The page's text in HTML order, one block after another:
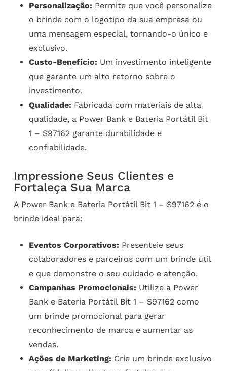
Personalização: Permite que você personalize
o brinde com o logotipo da sua empresa ou
uma mensagem especial, tornando-o único e
exclusivo.
Custo-Benefício: Um investimento inteligente
que garante um alto retorno sobre o
investimento.
Qualidade: Fabricada com materiais de alta
qualidade, a Power Bank e Bateria Portátil Bit
1 – S97162 garante durabilidade e
confiabilidade.
Impressione Seus Clientes e
Fortaleça Sua Marca
A Power Bank e Bateria Portátil Bit 1 – S97162 é o
brinde ideal para:
Eventos Corporativos: Presenteie seus
colaboradores e parceiros com um brinde útil
e que demonstre o seu cuidado e atenção.
Campanhas Promocionais: Utilize a Power
Bank e Bateria Portátil Bit 1 – S97162 como
um brinde promocional para gerar
reconhecimento de marca e aumentar as
vendas.
Ações de Marketing: Crie um brinde exclusivo